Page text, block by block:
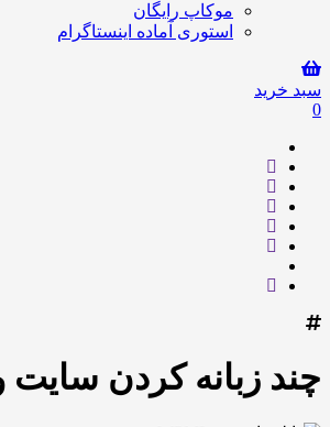
موکاپ رایگان
استوری آماده اینستاگرام
سبد خرید
0
چند زبانه کردن